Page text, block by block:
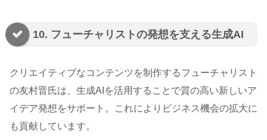
10. フューチャリストの発想を支える生成AI
クリエイティブなコンテンツを制作するフューチャリスト
の友村晋氏は、生成AIを活用することで質の高い新しいア
イデア発想をサポート。これによりビジネス機会の拡大に
も貢献しています。